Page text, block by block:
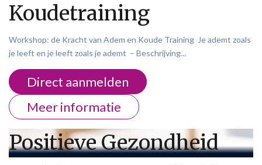
Koudetraining
Workshop: de Kracht van Adem en Koude Training Je ademt zoals
je leeft en je leeft zoals je ademt – Beschrijving...
Direct aanmelden
Meer informatie
Positieve Gezondheid